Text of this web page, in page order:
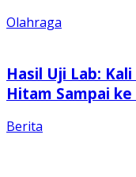
Olahraga
Hasil Uji Lab:
Hitam Sampai
Berita